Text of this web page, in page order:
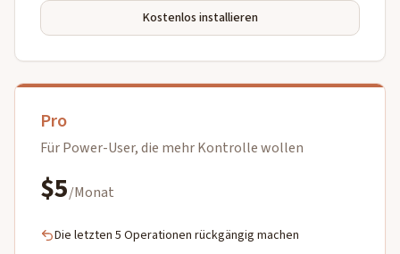
Kostenlos installieren
Pro
Für Power-User, die mehr Kontrolle wollen
$5/Monat
Die letzten 5 Operationen rückgängig machen